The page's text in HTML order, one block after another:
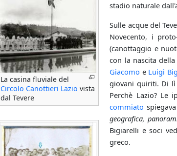
La casina fluviale del
Circolo Canottieri Lazio vista
dal Tevere
stadio naturale
Sulle acque del
Novecento, i
(canottaggio e
con la nascita
Giacomo e Luigi
giovani quiriti. Di lì
Perchè Lazio? Le
commiato
geografica,
Bigiarelli e soci
greco.